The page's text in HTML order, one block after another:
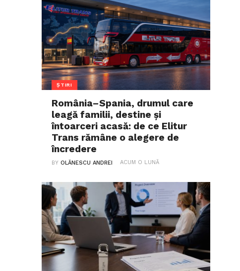
ȘTIRI
România–Spania, drumul care
leagă familii, destine și
întoarceri acasă: de ce Elitur
Trans rămâne o alegere de
încredere
BYOLĂNESCU ANDREI ACUM O LUNĂ